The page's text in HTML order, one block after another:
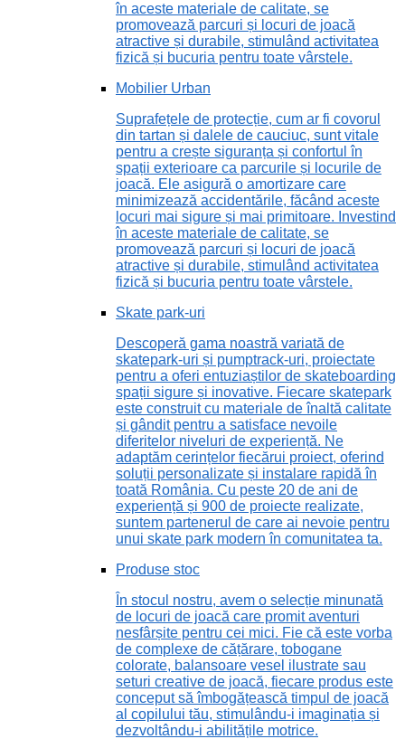
în aceste materiale de calitate, se
promovează parcuri și locuri de joacă
atractive și durabile, stimulând activitatea
fizică și bucuria pentru toate vârstele.
Mobilier Urban
Suprafețele de protecție, cum ar fi covorul
din tartan și dalele de cauciuc, sunt vitale
pentru a crește siguranța și confortul în
spații exterioare ca parcurile și locurile de
joacă. Ele asigură o amortizare care
minimizează accidentările, făcând aceste
locuri mai sigure și mai primitoare. Investind
în aceste materiale de calitate, se
promovează parcuri și locuri de joacă
atractive și durabile, stimulând activitatea
fizică și bucuria pentru toate vârstele.
Skate park-uri
Descoperă gama noastră variată de
skatepark-uri și pumptrack-uri, proiectate
pentru a oferi entuziaștilor de skateboarding
spații sigure și inovative. Fiecare skatepark
este construit cu materiale de înaltă calitate
și gândit pentru a satisface nevoile
diferitelor niveluri de experiență. Ne
adaptăm cerințelor fiecărui proiect, oferind
soluții personalizate și instalare rapidă în
toată România. Cu peste 20 de ani de
experiență și 900 de proiecte realizate,
suntem partenerul de care ai nevoie pentru
unui skate park modern în comunitatea ta.
Produse stoc
În stocul nostru, avem o selecție minunată
de locuri de joacă care promit aventuri
nesfârșite pentru cei mici. Fie că este vorba
de complexe de cățărare, tobogane
colorate, balansoare vesel ilustrate sau
seturi creative de joacă, fiecare produs este
conceput să îmbogățească timpul de joacă
al copilului tău, stimulându-i imaginația și
dezvoltându-i abilitățile motrice.